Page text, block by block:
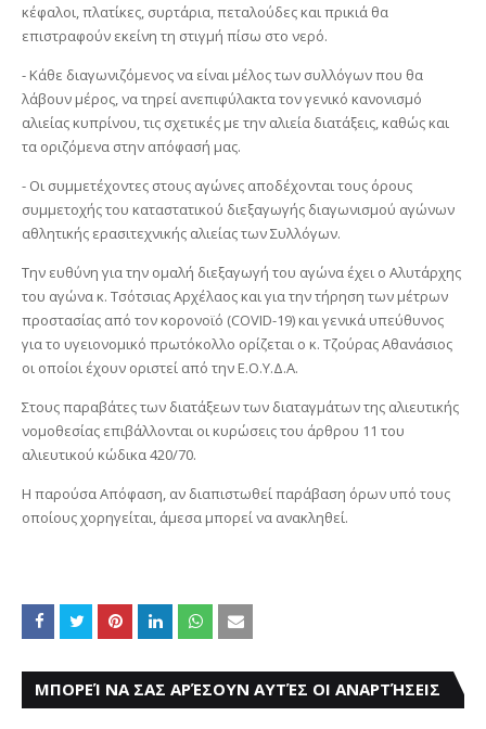
κέφαλοι, πλατίκες, συρτάρια, πεταλούδες και πρικιά θα
επιστραφούν εκείνη τη στιγμή πίσω στο νερό.
- Κάθε διαγωνιζόμενος να είναι μέλος των συλλόγων που θα
λάβουν μέρος, να τηρεί ανεπιφύλακτα τον γενικό κανονισμό
αλιείας κυπρίνου, τις σχετικές με την αλιεία διατάξεις, καθώς και
τα οριζόμενα στην απόφασή μας.
- Οι συμμετέχοντες στους αγώνες αποδέχονται τους όρους
συμμετοχής του καταστατικού διεξαγωγής διαγωνισμού αγώνων
αθλητικής ερασιτεχνικής αλιείας των Συλλόγων.
Την ευθύνη για την ομαλή διεξαγωγή του αγώνα έχει ο Αλυτάρχης
του αγώνα κ. Τσότσιας Αρχέλαος και για την τήρηση των μέτρων
προστασίας από τον κορονοϊό (COVID-19) και γενικά υπεύθυνος
για το υγειονομικό πρωτόκολλο ορίζεται ο κ. Τζούρας Αθανάσιος
οι οποίοι έχουν οριστεί από την Ε.Ο.Υ.Δ.Α.
Στους παραβάτες των διατάξεων των διαταγμάτων της αλιευτικής
νομοθεσίας επιβάλλονται οι κυρώσεις του άρθρου 11 του
αλιευτικού κώδικα 420/70.
Η παρούσα Απόφαση, αν διαπιστωθεί παράβαση όρων υπό τους
οποίους χορηγείται, άμεσα μπορεί να ανακληθεί.
ΜΠΟΡΕΊ ΝΑ ΣΑΣ ΑΡΈΣΟΥΝ ΑΥΤΈΣ ΟΙ ΑΝΑΡΤΉΣΕΙΣ